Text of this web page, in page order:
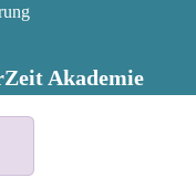
Akademie